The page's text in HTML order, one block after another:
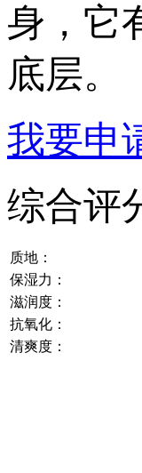
身，它
底层。
我要申
综合评
质地：
保湿力：
滋润度：
抗氧化：
清爽度：